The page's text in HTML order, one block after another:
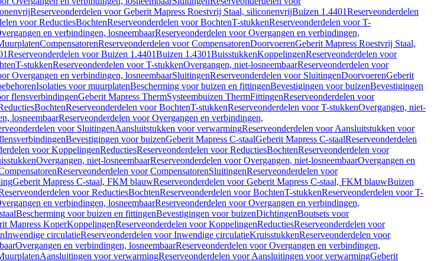
Reserveonderdelen voor Geberit Mapress Roestvrij Staal, siliconenvrijBuizen 1.4401Reserveonderdelen
voor ReductiesBochtenReserveonderdelen voor BochtenT-stukkenReserveonderdelen voor T-
en verbindingen, losneembaarReserveonderdelen voor Overgangen en verbindingen,
CompensatorenReserveonderdelen voor CompensatorenDoorvoerenGeberit Mapress Roestvrij Staal,
Reserveonderdelen voor Buizen 1.4401Buizen 1.4301BuisstukkenKoppelingenReserveonderdelen voor
T-stukkenReserveonderdelen voor T-stukkenOvergangen, niet-losneembaarReserveonderdelen voor
Overgangen en verbindingen, losneembaarSluitingenReserveonderdelen voor SluitingenDoorvoerenGeberit
Isolaties voor muurplatenBescherming voor buizen en fittingenBevestigingen voor buizenBevestigingen
flensverbindingenGeberit Mapress ThermSysteembuizen ThermFittingenReserveonderdelen voor
BochtenReserveonderdelen voor BochtenT-stukkenReserveonderdelen voor T-stukkenOvergangen, niet-
losneembaarReserveonderdelen voor Overgangen en verbindingen,
voor SluitingenAansluitstukken voor verwarmingReserveonderdelen voor Aansluitstukken voor
Bevestigingen voor buizenGeberit Mapress C-staalGeberit Mapress C-staalReserveonderdelen
voor KoppelingenReductiesReserveonderdelen voor ReductiesBochtenReserveonderdelen voor
Overgangen, niet-losneembaarReserveonderdelen voor Overgangen, niet-losneembaarOvergangen en
Reserveonderdelen voor CompensatorenSluitingenReserveonderdelen voor
Geberit Mapress C-staal, FKM blauwReserveonderdelen voor Geberit Mapress C-staal, FKM blauwBuizen
voor ReductiesBochtenReserveonderdelen voor BochtenT-stukkenReserveonderdelen voor T-
en verbindingen, losneembaarReserveonderdelen voor Overgangen en verbindingen,
Bescherming voor buizen en fittingenBevestigingen voor buizenDichtingenBoutsets voor
Mapress KoperKoppelingenReserveonderdelen voor KoppelingenReductiesReserveonderdelen voor
Inwendige circulatieReserveonderdelen voor Inwendige circulatieKruisstukkenReserveonderdelen voor
Overgangen en verbindingen, losneembaarReserveonderdelen voor Overgangen en verbindingen,
Aansluitingen voor verwarmingReserveonderdelen voor Aansluitingen voor verwarmingGeberit